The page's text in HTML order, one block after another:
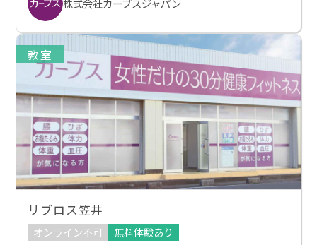
株式会社カーブスジャパン
教室
リブロス笠井
オンライン不可
無料体験あり